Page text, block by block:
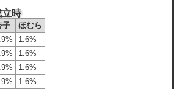
時
子
ほむら
1.6%
1.6%
1.6%
1.6%